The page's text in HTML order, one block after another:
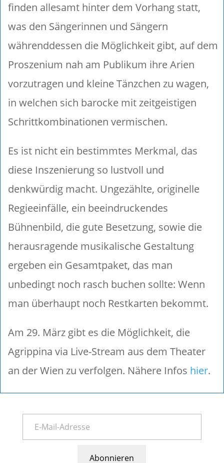
finden allesamt hinter dem Vorhang statt,
was den Sängerinnen und Sängern
währenddessen die Möglichkeit gibt, auf dem
Proszenium nah am Publikum ihre Arien
vorzutragen und kleine Tänzchen zu wagen,
in welchen sich barocke mit zeitgeistigen
Schrittkombinationen vermischen.
Es ist nicht ein bestimmtes Merkmal, das
diese Inszenierung so lustvoll und
denkwürdig macht. Ungezählte, originelle
Regieeinfälle, ein beeindruckendes
Bühnenbild, die gute Besetzung, sowie die
herausragende musikalische Gestaltung
ergeben ein Gesamtpaket, das man
unbedingt noch rasch buchen sollte: Wenn
man überhaupt noch Restkarten bekommt.
Am 29. März gibt es die Möglichkeit, die
Agrippina via Live-Stream aus dem Theater
an der Wien zu verfolgen. Nähere Infos hier.
Abonnieren